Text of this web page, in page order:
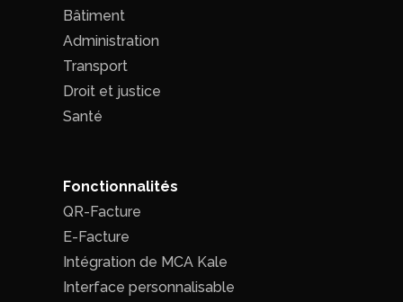
Bâtiment
Administration
Transport
Droit et justice
Santé
Fonctionnalités
QR-Facture
E-Facture
Intégration de MCA Kale
Interface personnalisable